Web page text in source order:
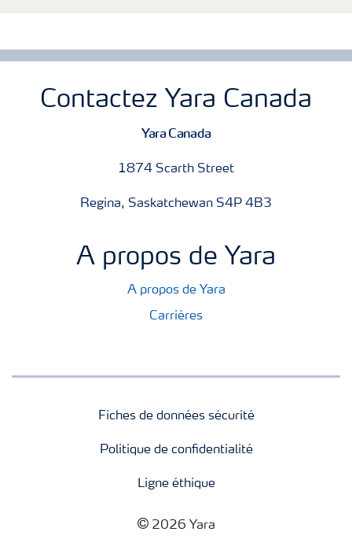
Contactez Yara Canada
Yara Canada
1874 Scarth Street
Regina, Saskatchewan S4P 4B3
A propos de Yara
A propos de Yara
Carrières
Fiches de données sécurité
Politique de confidentialité
Ligne éthique
2026 Yara